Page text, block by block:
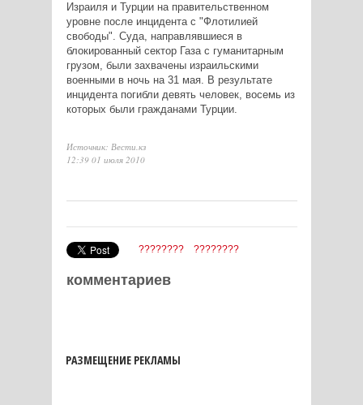
Израиля и Турции на правительственном
уровне после инцидента с "Флотилией
свободы". Суда, направлявшиеся в
блокированный сектор Газа с гуманитарным
грузом, были захвачены израильскими
военными в ночь на 31 мая. В результате
инцидента погибли девять человек, восемь из
которых были гражданами Турции.
Источник: Вести.кз
12:39 01 июля 2010
???????? ????????
комментариев
РАЗМЕЩЕНИЕ РЕКЛАМЫ